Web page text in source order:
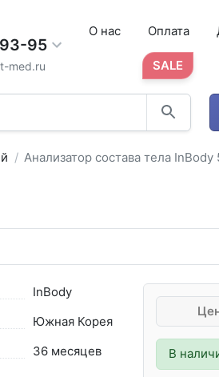
95
med.ru
О нас Оплата
SALE
Анализатор состава тела InBody
В
InBody
Южная Корея
36 месяцев